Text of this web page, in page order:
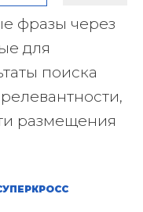
фразы через
для
поиска
размещения